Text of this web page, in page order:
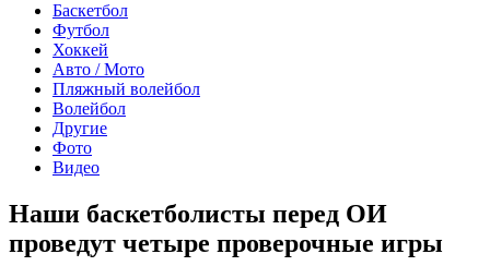
Баскетбол
Футбол
Хоккей
Авто / Мото
Пляжный волейбол
Волейбол
Другие
Фото
Видео
Наши баскетболисты перед ОИ
проведут четыре проверочные игры